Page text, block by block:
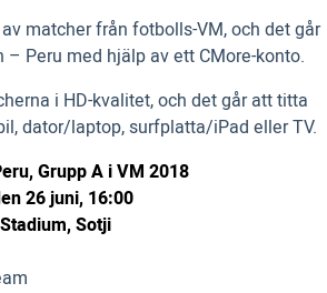
matcher från fotbolls-VM, och det går
Peru med hjälp av ett CMore-konto.
i HD-kvalitet, och det går att titta
dator/laptop, surfplatta/iPad eller TV.
Grupp A i VM 2018
26 juni, 16:00
Sotji